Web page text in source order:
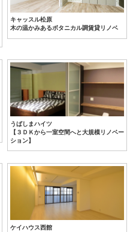
キャッスル松原
木の温かみあるボタニカル調賃貸リノベ
うばしまハイツ
【３ＤＫから一室空間へと大規模リノベー
ション】
ケイハウス西館